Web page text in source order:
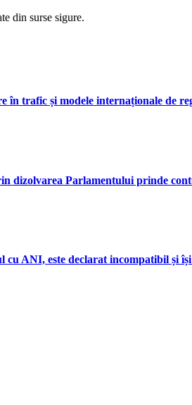
din surse sigure.
în trafic și modele internaționale de
dizolvarea Parlamentului prinde
ANI, este declarat incompatibil și